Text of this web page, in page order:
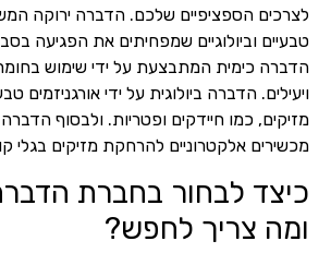
לצרכים הספציפיים שלכם. הדברה ירוקה
טבעיים וביולוגיים שמפחיתים את הפגיעה
הדברה כימית המתבצעת על ידי שימוש
ויעילים. הדברה ביולוגית על ידי אורגניזמים
מזיקים, כמו חיידקים ופטריות. ולבסוף
מכשירים אלקטרוניים להרחקת מזיקים בגלי
כיצד לבחור בחברת
ומה צריך לחפש?